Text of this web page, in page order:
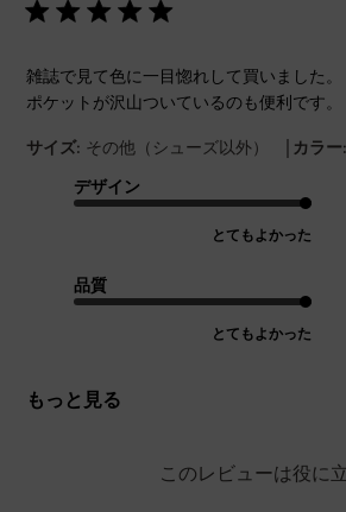
雑誌で見て色に一目惚れして買いました。
ポケットが沢山ついているのも便利です。
サイズ: その他（シューズ以外） | カラー:
デザイン
とてもよかった
品質
とてもよかった
もっと見る
このレビューは役に